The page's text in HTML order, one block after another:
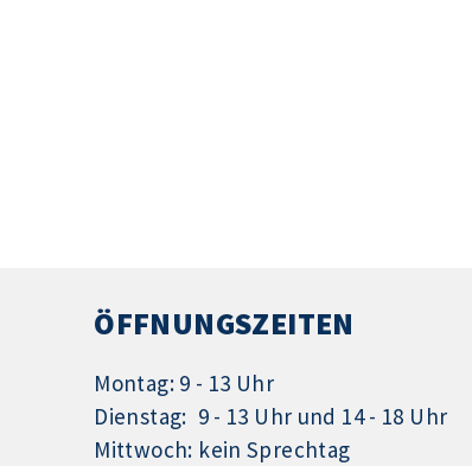
ÖFFNUNGSZEITEN
Montag: 9 - 13 Uhr
Dienstag: 9 - 13 Uhr und 14 - 18 Uhr
Mittwoch: kein Sprechtag